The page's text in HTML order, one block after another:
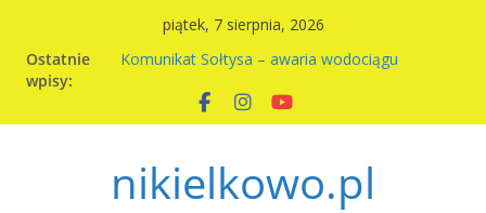
treści
piątek, 7 sierpnia, 2026
Ostatnie
wpisy:
Komunikat Sołtysa – awaria wodociągu
Nikielkowie na 2026r
Kiermasz ciast na rzecz parafii
Wymiana nasion w Nikielkowie
nikielkowo.pl